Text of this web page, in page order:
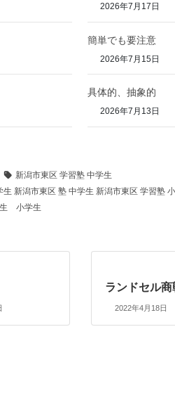
2026年7月17日
簡単でも要注意
2026年7月15日
具体的、抽象的
2026年7月13日
新潟市東区 学習塾 中学生
生 新潟市東区 塾 中学生 新潟市東区 学習塾
小学生
ランドセル商
2022年4月18日